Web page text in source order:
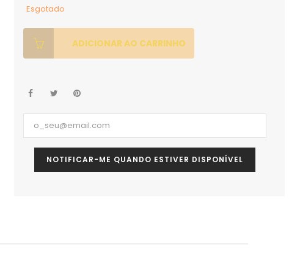
Esgotado
ADICIONAR AO CARRINHO
NOTIFICAR-ME QUANDO ESTIVER DISPONÍVEL